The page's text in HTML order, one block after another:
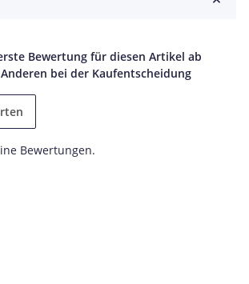
Bewertung für diesen Artikel ab
bei der Kaufentscheidung
Bewertungen.